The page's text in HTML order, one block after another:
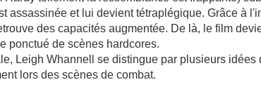
assassinée et lui devient tétraplégique. Grâce à
des capacités augmentée. De là, le film
ponctué de scènes hardcores.
Leigh Whannell se distingue par plusieurs idées
lors des scènes de combat.